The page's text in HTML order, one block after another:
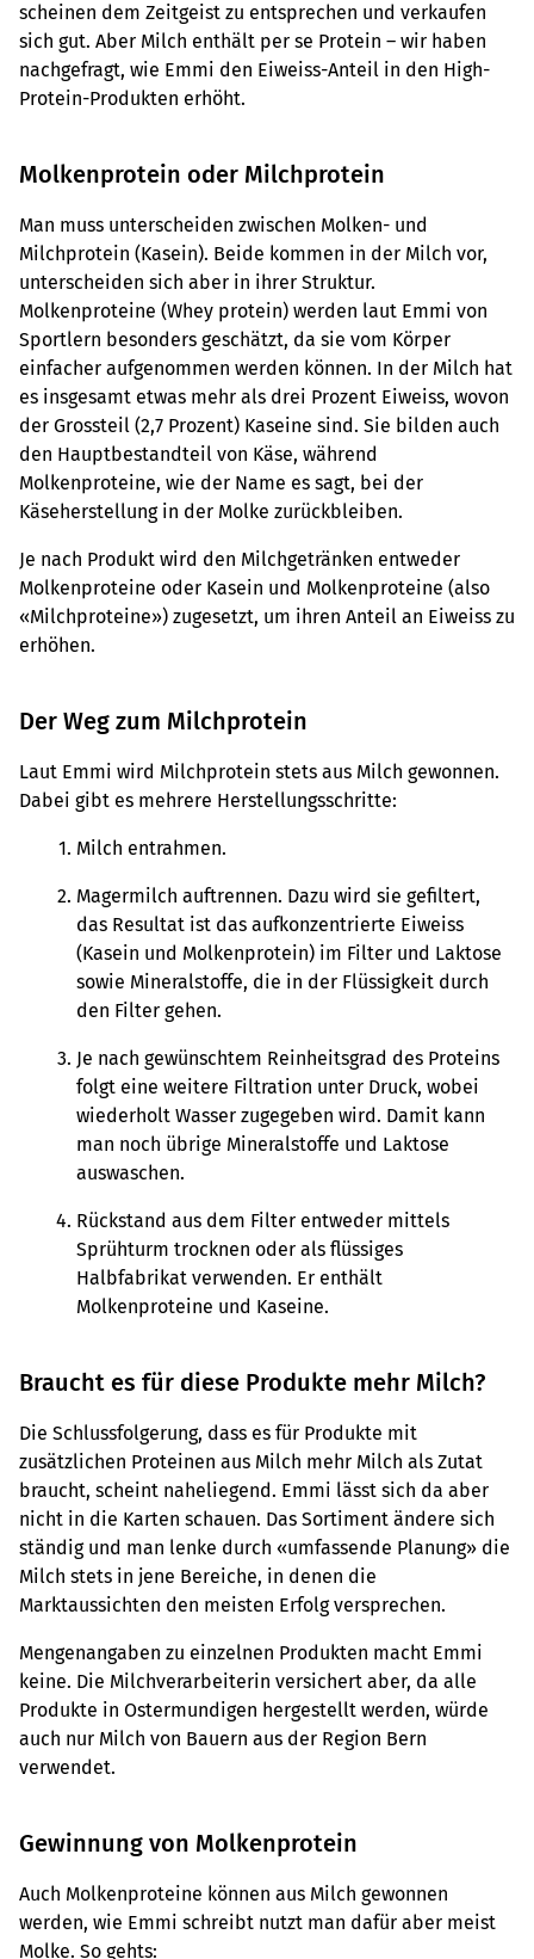
scheinen dem Zeitgeist zu entsprechen und verkaufen
sich gut. Aber Milch enthält per se Protein – wir haben
nachgefragt, wie Emmi den Eiweiss-Anteil in den High-
Protein-Produkten erhöht.
Molkenprotein oder Milchprotein
Man muss unterscheiden zwischen Molken- und
Milchprotein (Kasein). Beide kommen in der Milch vor,
unterscheiden sich aber in ihrer Struktur.
Molkenproteine (Whey protein) werden laut Emmi von
Sportlern besonders geschätzt, da sie vom Körper
einfacher aufgenommen werden können. In der Milch hat
es insgesamt etwas mehr als drei Prozent Eiweiss, wovon
der Grossteil (2,7 Prozent) Kaseine sind. Sie bilden auch
den Hauptbestandteil von Käse, während
Molkenproteine, wie der Name es sagt, bei der
Käseherstellung in der Molke zurückbleiben.
Je nach Produkt wird den Milchgetränken entweder
Molkenproteine oder Kasein und Molkenproteine (also
«Milchproteine») zugesetzt, um ihren Anteil an Eiweiss zu
erhöhen.
Der Weg zum Milchprotein
Laut Emmi wird Milchprotein stets aus Milch gewonnen.
Dabei gibt es mehrere Herstellungsschritte:
Milch entrahmen.
Magermilch auftrennen. Dazu wird sie gefiltert,
das Resultat ist das aufkonzentrierte Eiweiss
(Kasein und Molkenprotein) im Filter und Laktose
sowie Mineralstoffe, die in der Flüssigkeit durch
den Filter gehen.
Je nach gewünschtem Reinheitsgrad des Proteins
folgt eine weitere Filtration unter Druck, wobei
wiederholt Wasser zugegeben wird. Damit kann
man noch übrige Mineralstoffe und Laktose
auswaschen.
Rückstand aus dem Filter entweder mittels
Sprühturm trocknen oder als flüssiges
Halbfabrikat verwenden. Er enthält
Molkenproteine und Kaseine.
Braucht es für diese Produkte mehr Milch?
Die Schlussfolgerung, dass es für Produkte mit
zusätzlichen Proteinen aus Milch mehr Milch als Zutat
braucht, scheint naheliegend. Emmi lässt sich da aber
nicht in die Karten schauen. Das Sortiment ändere sich
ständig und man lenke durch «umfassende Planung» die
Milch stets in jene Bereiche, in denen die
Marktaussichten den meisten Erfolg versprechen.
Mengenangaben zu einzelnen Produkten macht Emmi
keine. Die Milchverarbeiterin versichert aber, da alle
Produkte in Ostermundigen hergestellt werden, würde
auch nur Milch von Bauern aus der Region Bern
verwendet.
Gewinnung von Molkenprotein
Auch Molkenproteine können aus Milch gewonnen
werden, wie Emmi schreibt nutzt man dafür aber meist
Molke. So gehts: